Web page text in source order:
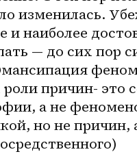
изменилась.
наиболее
— до сих пор
роли причин-
а не
но не причин,